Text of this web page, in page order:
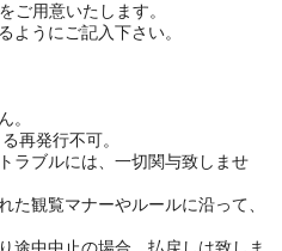
ご用意いたします。
ようにご記入下さい。
。
再発行不可。
ラブルには、一切関与致しませ
た観覧マナーやルールに沿って、